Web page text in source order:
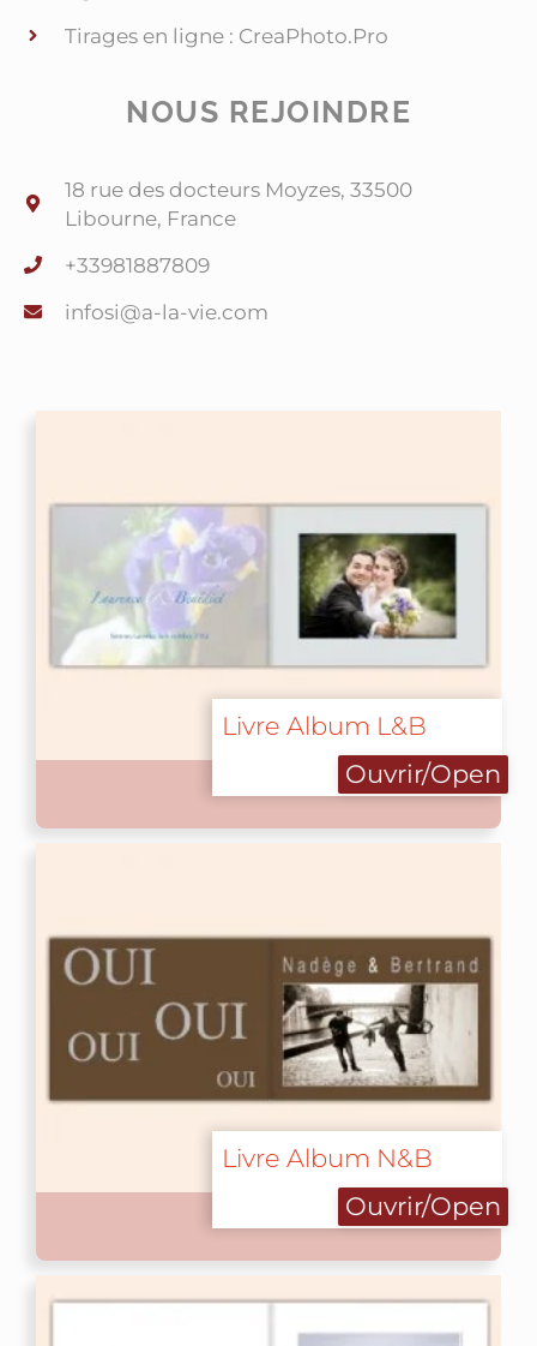
Tirages en ligne : CreaPhoto.Pro
NOUS REJOINDRE
18 rue des docteurs Moyzes, 33500
Libourne, France
+33981887809
moc.eiv-al-a
@isofni
Livre Album L&B
Ouvrir/Open
Livre Album N&B
Ouvrir/Open